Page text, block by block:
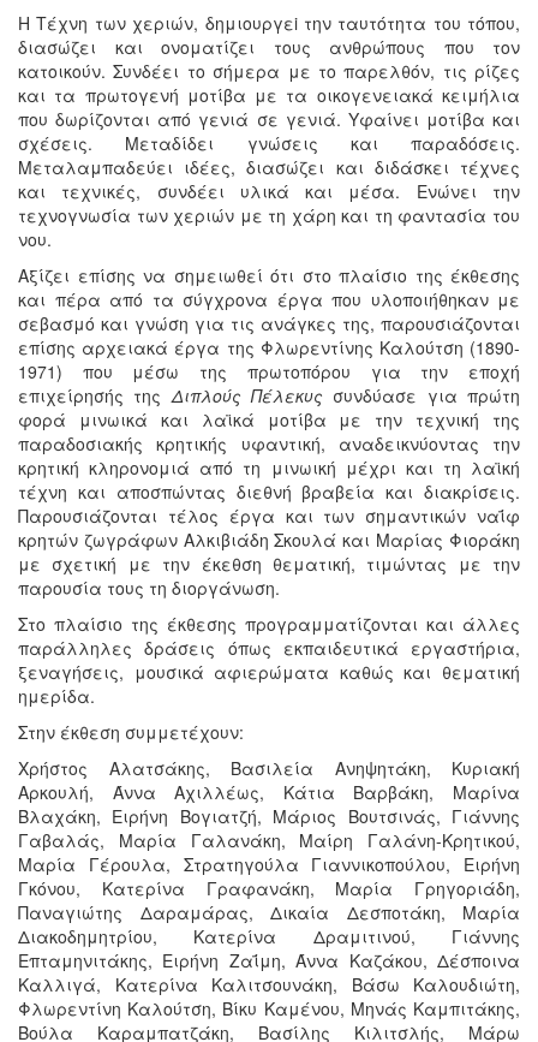
Η Τέχνη των χεριών, δημιουργεi την ταυτότητα του τόπου,
διασώζει και ονοματίζει τους ανθρώπους που τον
κατοικούν. Συνδέει το σήμερα με το παρελθόν, τις ρίζες
και τα πρωτογενή μοτίβα με τα οικογενειακά κειμήλια
που δωρίζονται από γενιά σε γενιά. Υφαίνει μοτίβα και
σχέσεις. Μεταδίδει γνώσεις και παραδόσεις.
Μεταλαμπαδεύει ιδέες, διασώζει και διδάσκει τέχνες
και τεχνικές, συνδέει υλικά και μέσα. Ενώνει την
τεχνογνωσία των χεριών με τη χάρη και τη φαντασία του
νου.
Αξίζει επίσης να σημειωθεί ότι στο πλαίσιο της έκθεσης
και πέρα από τα σύγχρονα έργα που υλοποιήθηκαν με
σεβασμό και γνώση για τις ανάγκες της, παρουσιάζονται
επίσης αρχειακά έργα της Φλωρεντίνης Καλούτση (1890-
1971) που μέσω της πρωτοπόρου για την εποχή
επιχείρησής της Διπλούς Πέλεκυς συνδύασε για πρώτη
φορά μινωικά και λαϊκά μοτίβα με την τεχνική της
παραδοσιακής κρητικής υφαντική, αναδεικνύοντας την
κρητική κληρονομιά από τη μινωική μέχρι και τη λαϊκή
τέχνη και αποσπώντας διεθνή βραβεία και διακρίσεις.
Παρουσιάζονται τέλος έργα και των σημαντικών ναΐφ
κρητών ζωγράφων Αλκιβιάδη Σκουλά και Μαρίας Φιοράκη
με σχετική με την έκεθση θεματική, τιμώντας με την
παρουσία τους τη διοργάνωση.
Στο πλαίσιο της έκθεσης προγραμματίζονται και άλλες
παράλληλες δράσεις όπως εκπαιδευτικά εργαστήρια,
ξεναγήσεις, μουσικά αφιερώματα καθώς και θεματική
ημερίδα.
Στην έκθεση συμμετέχουν:
Χρήστος Αλατσάκης, Βασιλεία Ανηψητάκη, Κυριακή
Αρκουλή, Άννα Αχιλλέως, Κάτια Βαρβάκη, Μαρίνα
Βλαχάκη, Ειρήνη Βογιατζή, Μάριος Βουτσινάς, Γιάννης
Γαβαλάς, Μαρία Γαλανάκη, Μαίρη Γαλάνη-Κρητικού,
Μαρία Γέρουλα, Στρατηγούλα Γιαννικοπούλου, Ειρήνη
Γκόνου, Κατερίνα Γραφανάκη, Μαρία Γρηγοριάδη,
Παναγιώτης Δαραμάρας, Δικαία Δεσποτάκη, Μαρία
Διακοδημητρίου, Κατερίνα Δραμιτινού, Γιάννης
Επταμηνιτάκης, Ειρήνη Ζαΐμη, Άννα Καζάκου, Δέσποινα
Καλλιγά, Κατερίνα Καλιτσουνάκη, Βάσω Καλουδιώτη,
Φλωρεντίνη Καλούτση, Βίκυ Καμένου, Μηνάς Καμπιτάκης,
Βούλα Καραμπατζάκη, Βασίλης Κιλιτσλής, Μάρω